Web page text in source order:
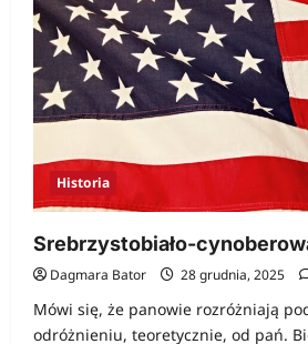
Historia
Srebrzystobiało-
Dagmara Bator 28 grudnia, 2025
Mówi się, że panowie rozróżniają
odróżnieniu, teoretycznie, od pań.